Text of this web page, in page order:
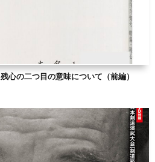
の二つ目の意味について（前編）